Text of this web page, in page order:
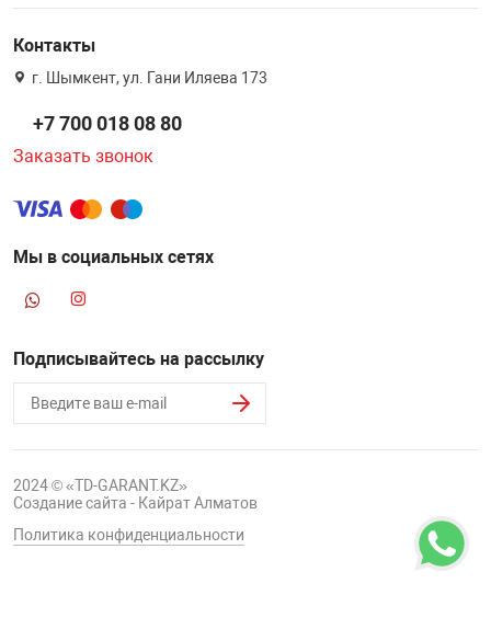
Контакты
г. Шымкент, ул. Гани Иляева 173
+7 700 018 08 80
Заказать звонок
Мы в социальных сетях
Подписывайтесь на рассылку
2024 © «TD-GARANT.KZ»
Создание сайта - Кайрат Алматов
Политика конфиденциальности